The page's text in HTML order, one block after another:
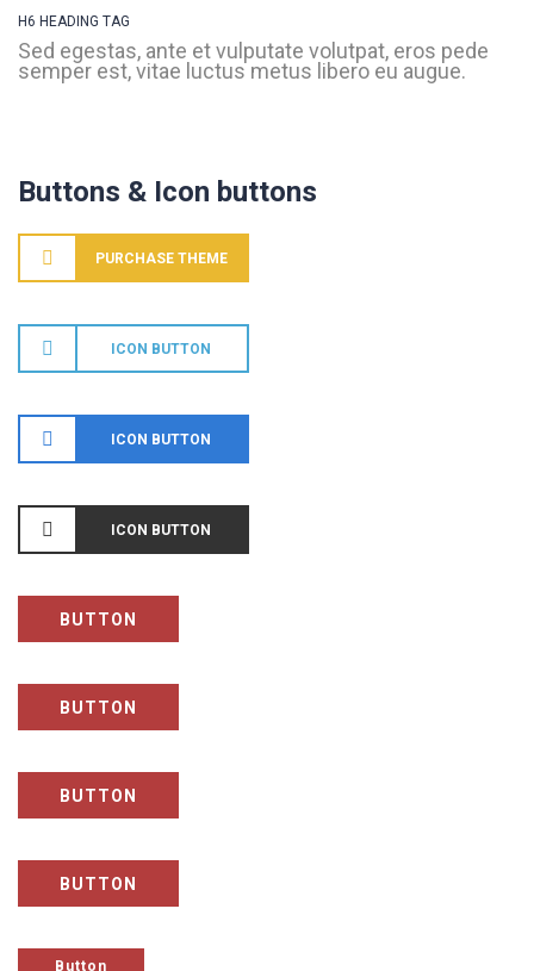
H6 HEADING TAG
Sed egestas, ante et vulputate volutpat, eros pede
semper est, vitae luctus metus libero eu augue.
Buttons & Icon buttons
PURCHASE THEME
ICON BUTTON
ICON BUTTON
ICON BUTTON
BUTTON
BUTTON
BUTTON
BUTTON
Button
info@fh-akademie.com
Download
Referenzen
Mediathek
Impressum
Datenschutz
KONTAKT FORMULAR